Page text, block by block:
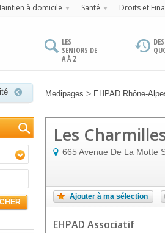
à domicile Santé Droits et
LES
SENIORS DE
A À Z
Medipages > EHPAD Rhône-
Les
665 Avenue De La Motte
Ajouter à ma sélection
EHPAD Associatif